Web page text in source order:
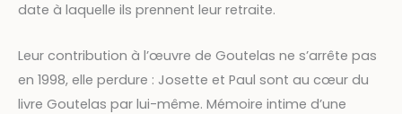
date à laquelle ils prennent leur retraite.
Leur contribution à l’œuvre de Goutelas ne s’arrête pas
en 1998, elle perdure : Josette et Paul sont au cœur du
livre Goutelas par lui-même. Mémoire intime d’une